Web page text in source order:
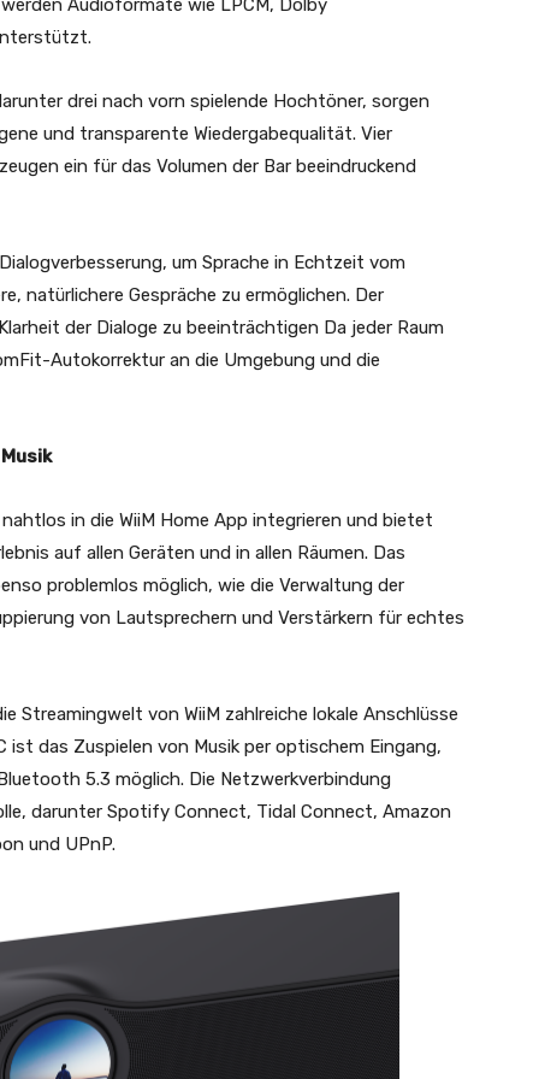
Audioformate wie LPCM, Dolby
drei nach vorn spielende Hochtöner, sorgen
und transparente Wiedergabequalität. Vier
ein für das Volumen der Bar beeindruckend
um Sprache in Echtzeit vom
natürlichere Gespräche zu ermöglichen. Der
der Dialoge zu beeinträchtigen Da jeder Raum
Autokorrektur an die Umgebung und die
in die WiiM Home App integrieren und bietet
auf allen Geräten und in allen Räumen. Das
problemlos möglich, wie die Verwaltung der
von Lautsprechern und Verstärkern für echtes
Streamingwelt von WiiM zahlreiche lokale Anschlüsse
ist das Zuspielen von Musik per optischem Eingang,
5.3 möglich. Die Netzwerkverbindung
darunter Spotify Connect, Tidal Connect, Amazon
und UPnP.